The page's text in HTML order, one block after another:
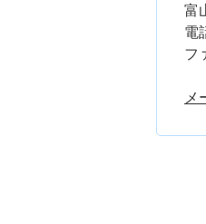
富
電
フ
メ